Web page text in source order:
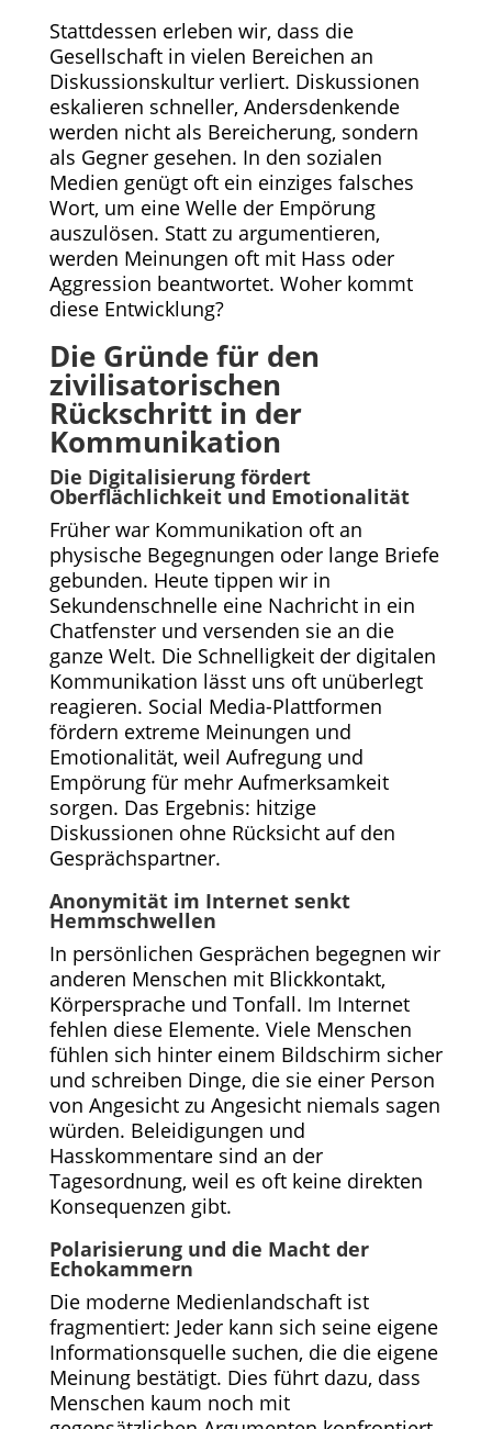
Stattdessen erleben wir, dass die
Gesellschaft in vielen Bereichen an
Diskussionskultur verliert. Diskussionen
eskalieren schneller, Andersdenkende
werden nicht als Bereicherung, sondern
als Gegner gesehen. In den sozialen
Medien genügt oft ein einziges falsches
Wort, um eine Welle der Empörung
auszulösen. Statt zu argumentieren,
werden Meinungen oft mit Hass oder
Aggression beantwortet. Woher kommt
diese Entwicklung?
Die Gründe für den
zivilisatorischen
Rückschritt in der
Kommunikation
Die Digitalisierung fördert
Oberflächlichkeit und Emotionalität
Früher war Kommunikation oft an
physische Begegnungen oder lange Briefe
gebunden. Heute tippen wir in
Sekundenschnelle eine Nachricht in ein
Chatfenster und versenden sie an die
ganze Welt. Die Schnelligkeit der digitalen
Kommunikation lässt uns oft unüberlegt
reagieren. Social Media-Plattformen
fördern extreme Meinungen und
Emotionalität, weil Aufregung und
Empörung für mehr Aufmerksamkeit
sorgen. Das Ergebnis: hitzige
Diskussionen ohne Rücksicht auf den
Gesprächspartner.
Anonymität im Internet senkt
Hemmschwellen
In persönlichen Gesprächen begegnen wir
anderen Menschen mit Blickkontakt,
Körpersprache und Tonfall. Im Internet
fehlen diese Elemente. Viele Menschen
fühlen sich hinter einem Bildschirm sicher
und schreiben Dinge, die sie einer Person
von Angesicht zu Angesicht niemals sagen
würden. Beleidigungen und
Hasskommentare sind an der
Tagesordnung, weil es oft keine direkten
Konsequenzen gibt.
Polarisierung und die Macht der
Echokammern
Die moderne Medienlandschaft ist
fragmentiert: Jeder kann sich seine eigene
Informationsquelle suchen, die die eigene
Meinung bestätigt. Dies führt dazu, dass
Menschen kaum noch mit